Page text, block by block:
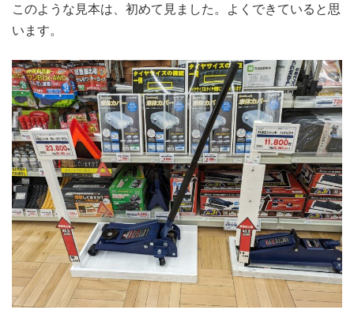
このような見本は、初めて見ました。よくできていると思
います。